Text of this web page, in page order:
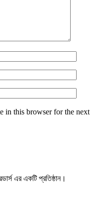
in this browser for the next
এর একটি প্রতিষ্ঠান।